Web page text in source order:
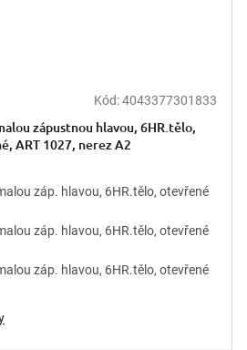
Kód:4043377301833
zápustnou hlavou, 6HR.tělo,
ART 1027, nerez A2
záp. hlavou, 6HR.tělo, otevřené
záp. hlavou, 6HR.tělo, otevřené
záp. hlavou, 6HR.tělo, otevřené